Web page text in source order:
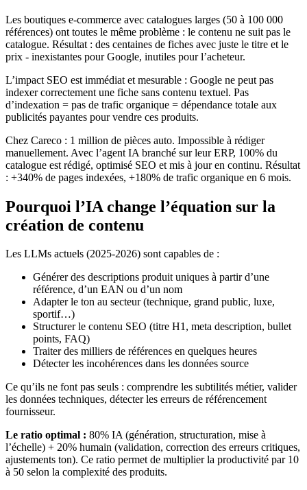
Les boutiques e-commerce avec catalogues larges (50 à 100 000
références) ont toutes le même problème : le contenu ne suit pas le
catalogue. Résultat : des centaines de fiches avec juste le titre et le
prix - inexistantes pour Google, inutiles pour l’acheteur.
L’impact SEO est immédiat et mesurable : Google ne peut pas
indexer correctement une fiche sans contenu textuel. Pas
d’indexation = pas de trafic organique = dépendance totale aux
publicités payantes pour vendre ces produits.
Chez Careco : 1 million de pièces auto. Impossible à rédiger
manuellement. Avec l’agent IA branché sur leur ERP, 100% du
catalogue est rédigé, optimisé SEO et mis à jour en continu. Résultat
: +340% de pages indexées, +180% de trafic organique en 6 mois.
Pourquoi l’IA change l’équation sur la
création de contenu
Les LLMs actuels (2025-2026) sont capables de :
Générer des descriptions produit uniques à partir d’une
référence, d’un EAN ou d’un nom
Adapter le ton au secteur (technique, grand public, luxe,
sportif…)
Structurer le contenu SEO (titre H1, meta description, bullet
points, FAQ)
Traiter des milliers de références en quelques heures
Détecter les incohérences dans les données source
Ce qu’ils ne font pas seuls : comprendre les subtilités métier, valider
les données techniques, détecter les erreurs de référencement
fournisseur.
Le ratio optimal : 80% IA (génération, structuration, mise à
l’échelle) + 20% humain (validation, correction des erreurs critiques,
ajustements ton). Ce ratio permet de multiplier la productivité par 10
à 50 selon la complexité des produits.